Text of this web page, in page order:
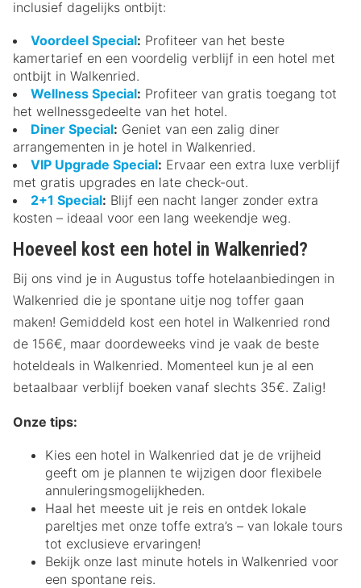
inclusief dagelijks ontbijt:
Voordeel Special: Profiteer van het beste
kamertarief en een voordelig verblijf in een hotel met
ontbijt in Walkenried.
Wellness Special: Profiteer van gratis toegang tot
het wellnessgedeelte van het hotel.
Diner Special: Geniet van een zalig diner
arrangementen in je hotel in Walkenried.
VIP Upgrade Special: Ervaar een extra luxe verblijf
met gratis upgrades en late check-out.
2+1 Special: Blijf een nacht langer zonder extra
kosten – ideaal voor een lang weekendje weg.
Hoeveel kost een hotel in Walkenried?
Bij ons vind je in Augustus toffe hotelaanbiedingen in
Walkenried die je spontane uitje nog toffer gaan
maken! Gemiddeld kost een hotel in Walkenried rond
de 156€, maar doordeweeks vind je vaak de beste
hoteldeals in Walkenried. Momenteel kun je al een
betaalbaar verblijf boeken vanaf slechts 35€. Zalig!
Onze tips:
Kies een hotel in Walkenried dat je de vrijheid
geeft om je plannen te wijzigen door flexibele
annuleringsmogelijkheden.
Haal het meeste uit je reis en ontdek lokale
pareltjes met onze toffe extra’s – van lokale tours
tot exclusieve ervaringen!
Bekijk onze last minute hotels in Walkenried voor
een spontane reis.